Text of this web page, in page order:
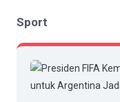
Sport